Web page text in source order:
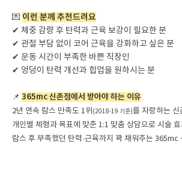
💌 이런 분께 추천드려요
✔ 체중 감량 후 탄력과 근육 보강이 필요한 분
✔ 관절 부담 없이 코어 근육을 강화하고 싶은 분
✔ 운동 시간이 부족한 바쁜 직장인
✔ 엉덩이 탄력 개선과 힙업을 원하시는 분
📌 365mc 신촌점에서 받아야 하는 이유
2년 연속 람스 만족도 1위 (2018-19 기준)를 자랑하는 신
개인별 체형과 목표에 맞춘 1:1 맞춤 상담으로 시술
람스 후 부족했던 탄력·근육까지 꽉 채워주는 365mc